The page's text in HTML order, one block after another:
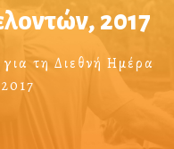
2017
τη Διεθνή Ημέρα